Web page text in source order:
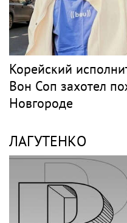
Корейский
Вон Соп захотел
Новгороде
ЛАГУТЕНКО